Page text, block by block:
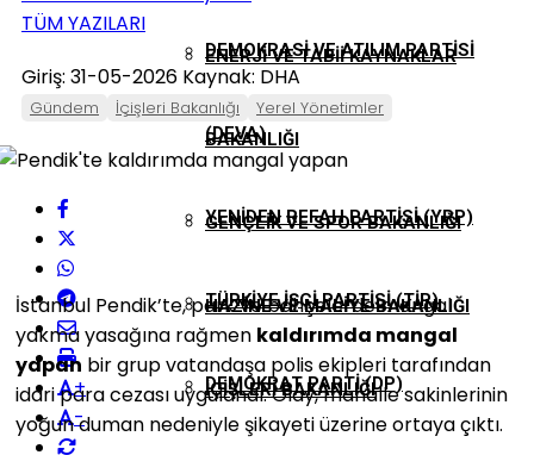
DEMOKRASI VE ATILIM PARTISI
(DEVA)
YENIDEN REFAH PARTISI (YRP)
TÜRKIYE İŞÇI PARTISI (TİP)
DEMOKRAT PARTI (DP)
ENERJI VE TABII KAYNAKLAR
BAKANLIĞI
GENÇLIK VE SPOR BAKANLIĞI
HAZINE VE MALIYE BAKANLIĞI
İÇIŞLERI BAKANLIĞI
TÜM YAZILARI
Giriş: 31-05-2026 Kaynak: DHA
Gündem İçişleri Bakanlığı Yerel Yönetimler
+
-
İstanbul Pendik’te, park ve bahçelerde mangal
yakma yasağına rağmen kaldırımda mangal
yapan bir grup vatandaşa polis ekipleri tarafından
idari para cezası uygulandı. Olay, mahalle sakinlerinin
yoğun duman nedeniyle şikayeti üzerine ortaya çıktı.